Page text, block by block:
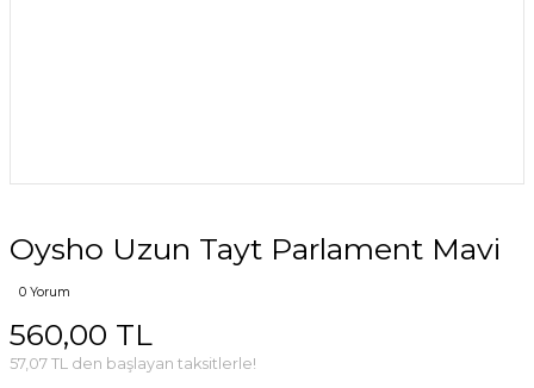
Oysho Uzun Tayt Parlament Mavi
0 Yorum
560,00 TL
57,07 TL den başlayan taksitlerle!